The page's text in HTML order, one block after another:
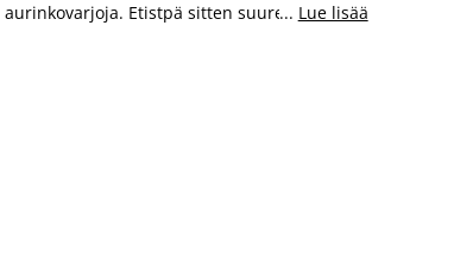
Etistpä sitten suurempaa tai
... Lue lisää